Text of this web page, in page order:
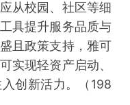
从校园、社区等细
具提升服务品质与
且政策支持，雅可
实现轻资产启动、
创新活力。（198